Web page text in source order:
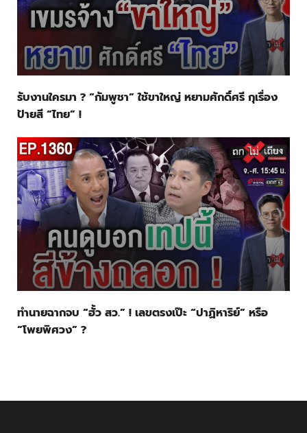
รับงานใครมา ? “กัมพูชา” ใช้ขาใหญ่ หยามศักดิ์ศรี กุเรื่อง
ป้ายสี “ไทย” !
ทำนายฉากจบ “ฮั้ว สว.” ! เลขตรงเป๊ะ “ปาฏิหาริย์” หรือ
“โพยพิศวง” ?